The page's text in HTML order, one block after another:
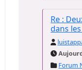
Re :
dans
Forum